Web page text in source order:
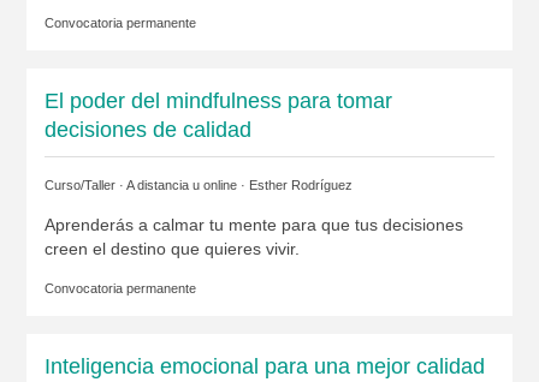
Convocatoria permanente
El poder del mindfulness para tomar
decisiones de calidad
Curso/Taller · A distancia u online · Esther Rodríguez
Aprenderás a calmar tu mente para que tus decisiones
creen el destino que quieres vivir.
Convocatoria permanente
Inteligencia emocional para una mejor calidad